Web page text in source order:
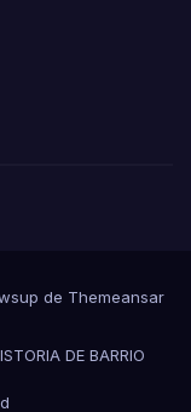
de Themeansar
DE BARRIO